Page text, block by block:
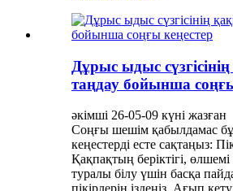
Дұрыс ыдыс
таңдау бойынша
әкімші 26-05-09 күні жазған
Соңғы шешім қабылдамас
кеңестерді есте сақтаңыз:
Қақпақтың беріктігі, өлшемі
туралы білу үшін басқа